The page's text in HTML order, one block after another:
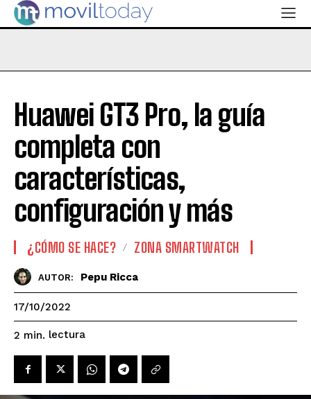
Huawei GT3 Pro, la guía
completa con
características,
configuración y más
¿CÓMO SE HACE? ZONA SMARTWATCH
AUTOR: Pepu Ricca
17/10/2022
2 min. lectura